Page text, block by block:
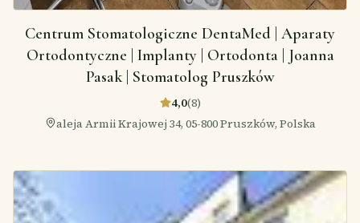
Centrum Stomatologiczne DentaMed | Aparaty
Ortodontyczne | Implanty | Ortodonta | Joanna
Pasak | Stomatolog Pruszków
4,0(8)
aleja Armii Krajowej 34, 05-800 Pruszków, Polska